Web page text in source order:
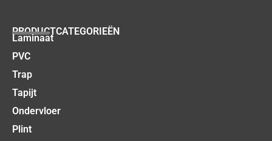
PRODUCTCATEGORIEËN
Laminaat
PVC
Trap
Tapijt
Ondervloer
Plint